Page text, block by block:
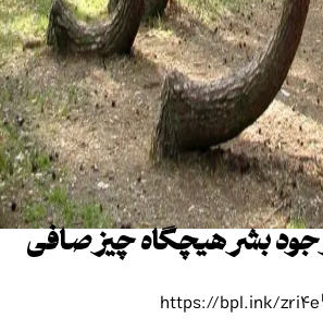
بشر هیچگاه چیز صافی
https://bpl.ink/zri4e